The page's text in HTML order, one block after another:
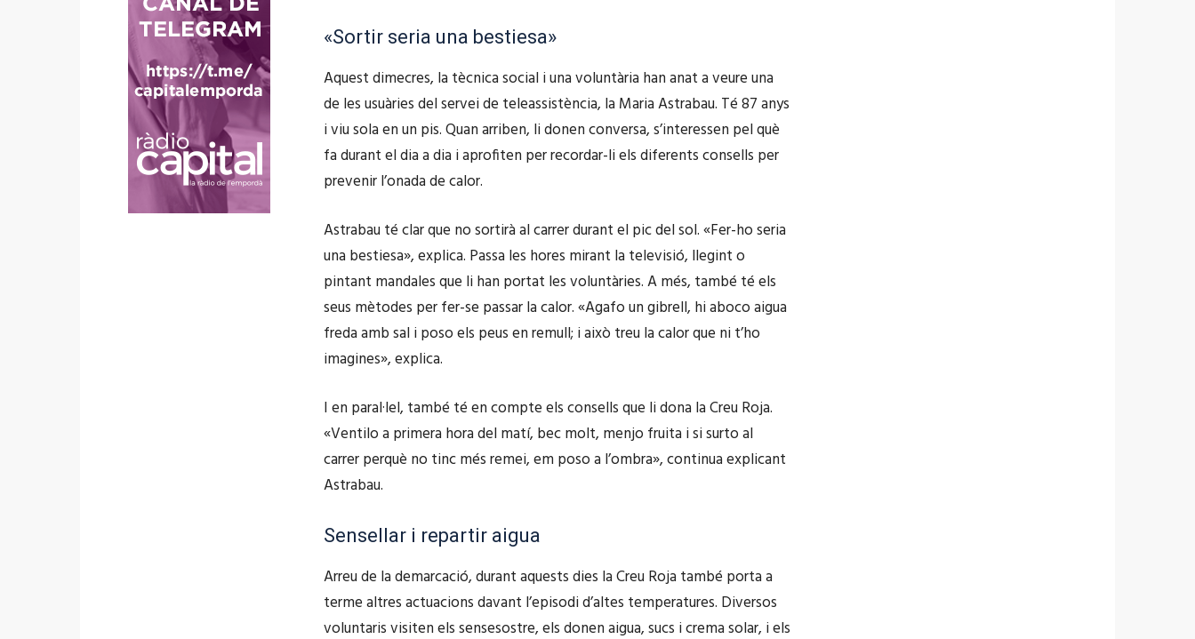
x
a
c
a
m
u
n
t
p
e
r
«Sortir seria una bestiesa»
Aquest dimecres, la tècnica social i una voluntària han anat a veure una
de les usuàries del servei de teleassistència, la Maria Astrabau. Té 87 anys
i viu sola en un pis. Quan arriben, li donen conversa, s’interessen pel què
fa durant el dia a dia i aprofiten per recordar-li els diferents consells per
prevenir l’onada de calor.
Astrabau té clar que no sortirà al carrer durant el pic del sol. «Fer-ho seria
una bestiesa», explica. Passa les hores mirant la televisió, llegint o
pintant mandales que li han portat les voluntàries. A més, també té els
seus mètodes per fer-se passar la calor. «Agafo un gibrell, hi aboco aigua
freda amb sal i poso els peus en remull; i això treu la calor que ni t’ho
imagines», explica.
I en paral·lel, també té en compte els consells que li dona la Creu Roja.
«Ventilo a primera hora del matí, bec molt, menjo fruita i si surto al
carrer perquè no tinc més remei, em poso a l’ombra», continua explicant
Astrabau.
Sensellar i repartir aigua
Arreu de la demarcació, durant aquests dies la Creu Roja també porta a
terme altres actuacions davant l’episodi d’altes temperatures. Diversos
voluntaris visiten els sensesostre, els donen aigua, sucs i crema solar, i els